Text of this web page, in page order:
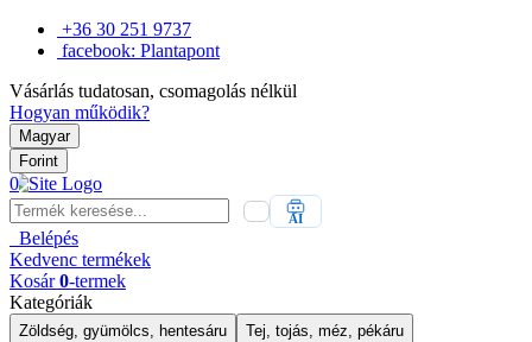
+36 30 251 9737
facebook: Plantapont
Vásárlás tudatosan, csomagolás nélkül
Hogyan működik?
Magyar
Forint
0
AI
Belépés
Kedvenc termékek
Kosár 0-termek
Kategóriák
Zöldség, gyümölcs, hentesáru
Tej, tojás, méz, pékáru